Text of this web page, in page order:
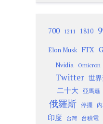
700 1211 1810
Elon Musk FTX
Nvidia Omicron
Twitter 世
二十大 亞馬遜
俄羅斯 停擺
印度
台灣 台積電